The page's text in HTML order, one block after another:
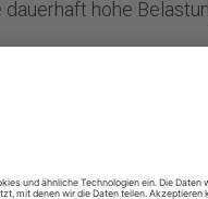
hohe
In
reagiert
oder ein